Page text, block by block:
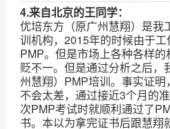
4.来自北京的王同学：
优培东方（原广州慧翔）是我
训机构，2015年的时候由于
PMP。但是市场上各种各样
贬不一。但是通过分析之后，
州慧翔）PMP培训。事实证
不会太差，通过接近3个月的
次PMP考试时就顺利通过了
书。本以为拿完证书后跟慧翔